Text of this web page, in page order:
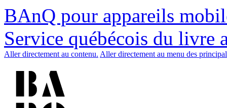
BAnQ pour appareils
Service québécois du livre
Aller directement au contenu. Aller directement au menu des